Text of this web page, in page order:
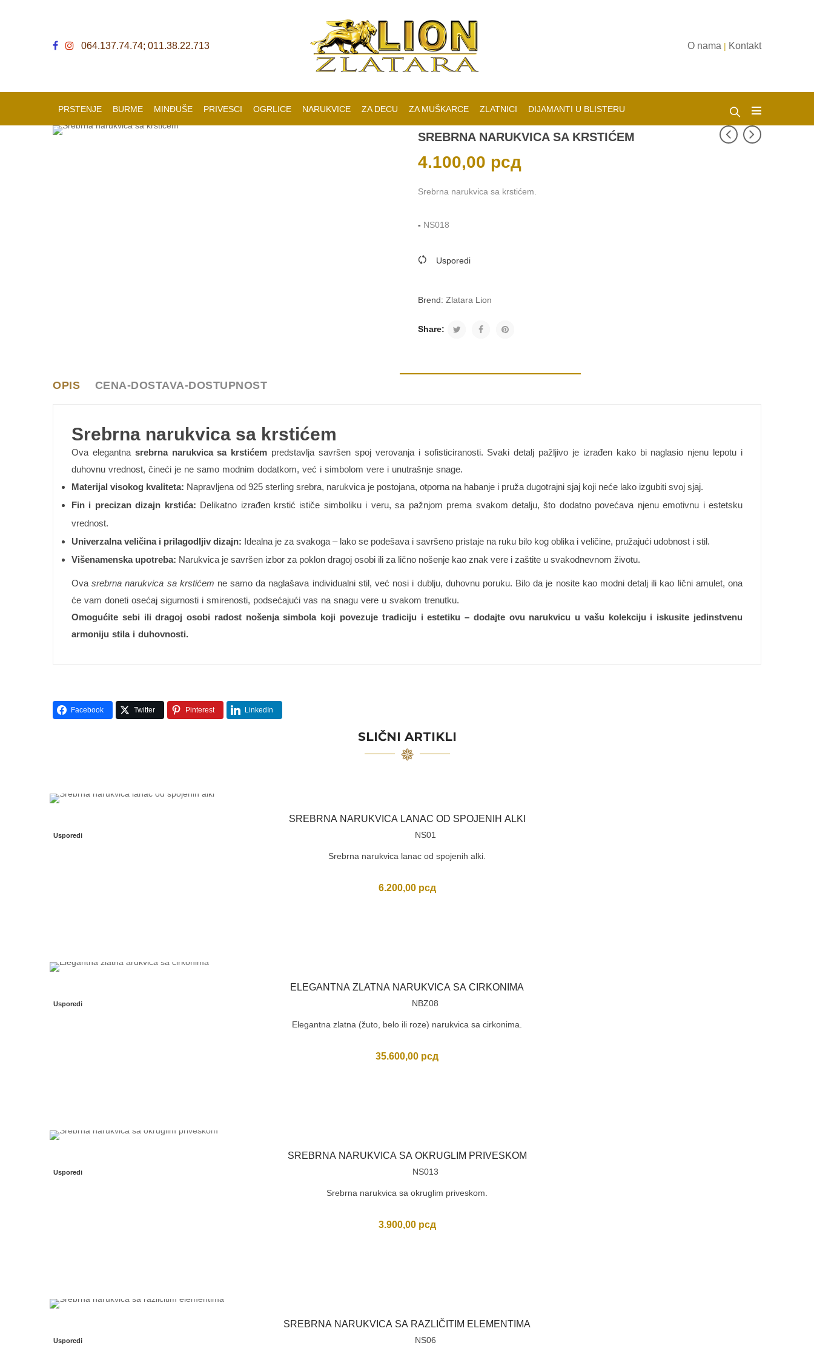
064.137.74.74; 011.38.22.713 O nama | Kontakt
PRSTENJE BURME MINĐUŠE PRIVESCI OGRLICE NARUKVICE ZA DECU ZA MUŠKARCE ZLATNICI DIJAMANTI U BLISTERU
SREBRNA NARUKVICA SA KRSTIĆEM
4.100,00 рсд
Srebrna narukvica sa krstićem.
- NS018
Usporedi
Brend:Zlatara Lion
Share:
OPIS CENA-DOSTAVA-DOSTUPNOST
Srebrna narukvica sa krstićem
Ova elegantna srebrna narukvica sa krstićem predstavlja savršen spoj verovanja i sofisticiranosti. Svaki detalj pažljivo je izrađen kako bi naglasio njenu lepotu i
duhovnu vrednost, čineći je ne samo modnim dodatkom, već i simbolom vere i unutrašnje snage.
Materijal visokog kvaliteta: Napravljena od 925 sterling srebra, narukvica je postojana, otporna na habanje i pruža dugotrajni sjaj koji neće lako izgubiti svoj sjaj.
Fin i precizan dizajn krstića: Delikatno izrađen krstić ističe simboliku i veru, sa pažnjom prema svakom detalju, što dodatno povećava njenu emotivnu i estetsku
vrednost.
Univerzalna veličina i prilagodljiv dizajn: Idealna je za svakoga – lako se podešava i savršeno pristaje na ruku bilo kog oblika i veličine, pružajući udobnost i stil.
Višenamenska upotreba: Narukvica je savršen izbor za poklon dragoj osobi ili za lično nošenje kao znak vere i zaštite u svakodnevnom životu.
Ovasrebrna narukvica sa krstićem ne samo da naglašava individualni stil, već nosi i dublju, duhovnu poruku. Bilo da je nosite kao modni detalj ili kao lični amulet, ona
će vam doneti osećaj sigurnosti i smirenosti, podsećajući vas na snagu vere u svakom trenutku.
Omogućite sebi ili dragoj osobi radost nošenja simbola koji povezuje tradiciju i estetiku – dodajte ovu narukvicu u vašu kolekciju i iskusite jedinstvenu
armoniju stila i duhovnosti.
Facebook Twitter Pinterest LinkedIn
SLIČNI ARTIKLI
SREBRNA NARUKVICA LANAC OD SPOJENIH ALKI
Usporedi NS01
Srebrna narukvica lanac od spojenih alki.
6.200,00 рсд
ELEGANTNA ZLATNA NARUKVICA SA CIRKONIMA
Usporedi NBZ08
Elegantna zlatna (žuto, belo ili roze) narukvica sa cirkonima.
35.600,00 рсд
SREBRNA NARUKVICA SA OKRUGLIM PRIVESKOM
Usporedi NS013
Srebrna narukvica sa okruglim priveskom.
3.900,00 рсд
SREBRNA NARUKVICA SA RAZLIČITIM ELEMENTIMA
Usporedi NS06